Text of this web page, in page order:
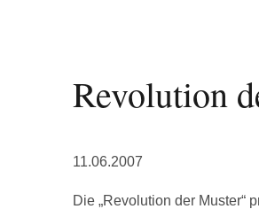
Revolution
11.06.2007
Die „Revolution der Muster“